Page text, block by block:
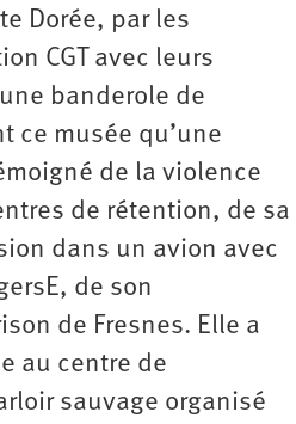
Dorée, par les
CGT avec leurs
banderole de
ce musée qu’une
de la violence
de rétention, de sa
dans un avion avec
de son
de Fresnes. Elle a
au centre de
sauvage organisé